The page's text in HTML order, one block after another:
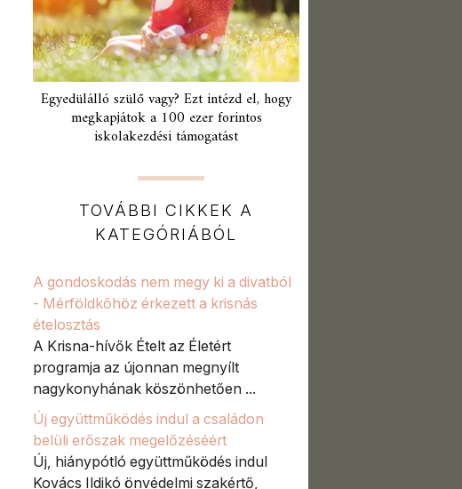
Egyedülálló szülő vagy? Ezt intézd el, hogy
megkapjátok a 100 ezer forintos
iskolakezdési támogatást
TOVÁBBI CIKKEK A
KATEGÓRIÁBÓL
A gondoskodás nem megy ki a divatból
- Mérföldkőhöz érkezett a krisnás
ételosztás
A Krisna-hívők Ételt az Életért
programja az újonnan megnyílt
nagykonyhának köszönhetően ...
Új együttműködés indul a családon
belüli erőszak megelőzéséért
Új, hiánypótló együttműködés indul
Kovács Ildikó önvédelmi szakértő,